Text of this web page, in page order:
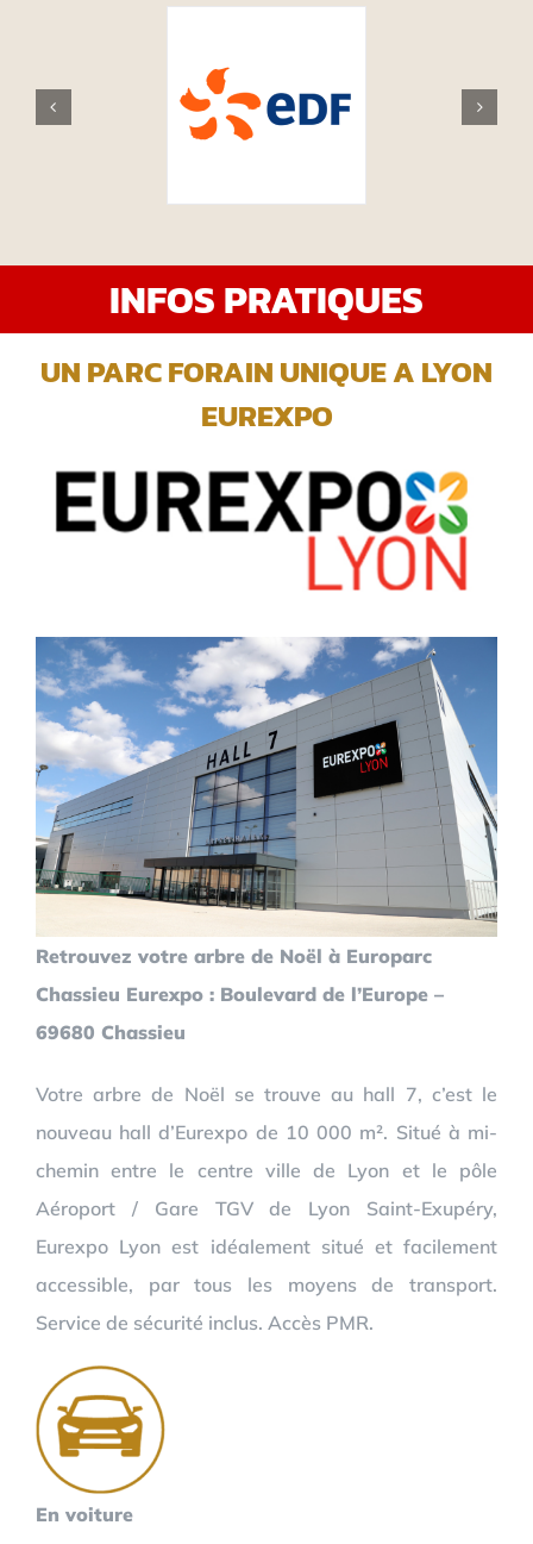
INFOS PRATIQUES
UN PARC FORAIN UNIQUE A LYON
EUREXPO
Retrouvez votre arbre de Noël à Europarc
Chassieu Eurexpo : Boulevard de l’Europe –
69680 Chassieu
Votre arbre de Noël se trouve au hall 7, c’est le
nouveau hall d’Eurexpo de 10 000 m². Situé à mi-
chemin entre le centre ville de Lyon et le pôle
Aéroport / Gare TGV de Lyon Saint-Exupéry,
Eurexpo Lyon est idéalement situé et facilement
accessible, par tous les moyens de transport.
Service de sécurité inclus. Accès PMR.
En voiture